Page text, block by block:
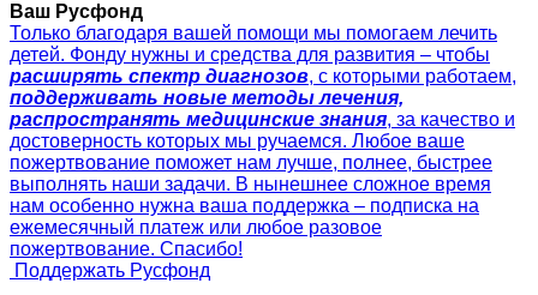
Ваш Русфонд
Только благодаря вашей помощи мы помогаем лечить
детей. Фонду нужны и средства для развития – чтобы
расширять спектр диагнозов, с которыми работаем,
поддерживать новые методы лечения,
распространять медицинские знания, за качество и
достоверность которых мы ручаемся. Любое ваше
пожертвование поможет нам лучше, полнее, быстрее
выполнять наши задачи. В нынешнее сложное время
нам особенно нужна ваша поддержка – подписка на
ежемесячный платеж или любое разовое
пожертвование. Спасибо!
Поддержать Русфонд